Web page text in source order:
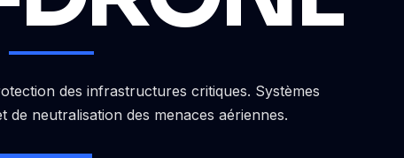
des infrastructures critiques. Systèmes
de neutralisation des menaces aériennes.